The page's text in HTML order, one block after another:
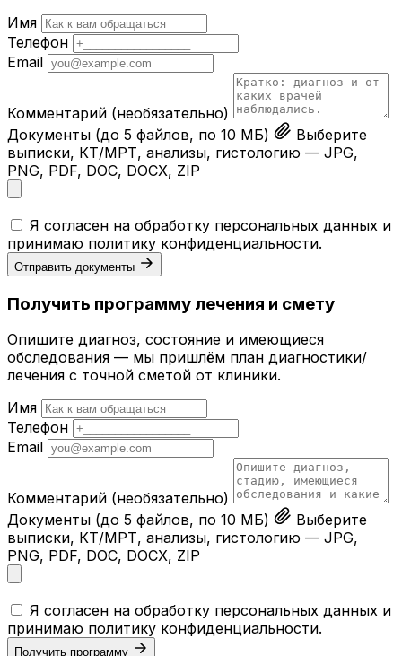
Имя
Телефон
Email
Комментарий (необязательно)
Документы (до 5 файлов, по 10 МБ)
Выберите
выписки, КТ/МРТ, анализы, гистологию — JPG,
PNG, PDF, DOC, DOCX, ZIP
Я согласен на обработку персональных данных и
принимаю политику конфиденциальности.
Отправить документы
Получить программу лечения и смету
Опишите диагноз, состояние и имеющиеся
обследования — мы пришлём план диагностики/
лечения с точной сметой от клиники.
Имя
Телефон
Email
Комментарий (необязательно)
Документы (до 5 файлов, по 10 МБ)
Выберите
выписки, КТ/МРТ, анализы, гистологию — JPG,
PNG, PDF, DOC, DOCX, ZIP
Я согласен на обработку персональных данных и
принимаю политику конфиденциальности.
Получить программу